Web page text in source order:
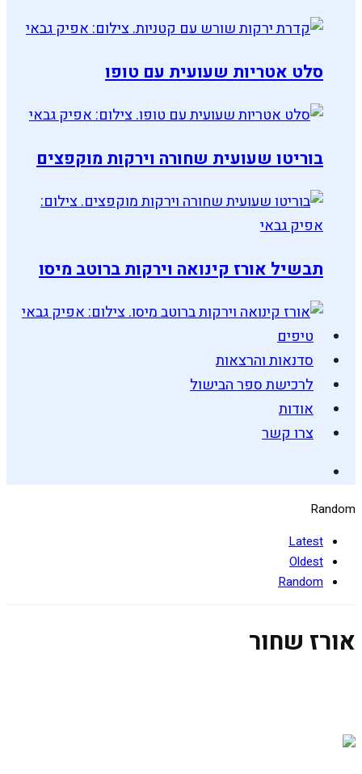
סלט אטריות שעועית עם טופו
בוריטו שעועית שחורה וירקות מוקפצים
תבשיל אורז קינואה וירקות ברוטב מיסו
טיפים
סדנאות והרצאות
לרכישת ספר הבישול
אודות
צרו קשר
Random
Latest
Oldest
Random
אורז שחור